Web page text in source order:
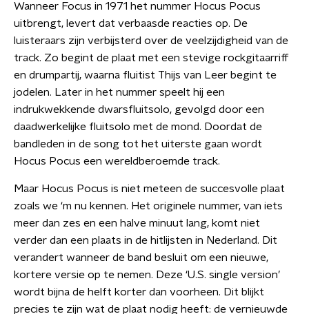
Wanneer Focus in 1971 het nummer Hocus Pocus
uitbrengt, levert dat verbaasde reacties op. De
luisteraars zijn verbijsterd over de veelzijdigheid van de
track. Zo begint de plaat met een stevige rockgitaarriff
en drumpartij, waarna fluitist Thijs van Leer begint te
jodelen. Later in het nummer speelt hij een
indrukwekkende dwarsfluitsolo, gevolgd door een
daadwerkelijke fluitsolo met de mond. Doordat de
bandleden in de song tot het uiterste gaan wordt
Hocus Pocus een wereldberoemde track.
Maar Hocus Pocus is niet meteen de succesvolle plaat
zoals we ‘m nu kennen. Het originele nummer, van iets
meer dan zes en een halve minuut lang, komt niet
verder dan een plaats in de hitlijsten in Nederland. Dit
verandert wanneer de band besluit om een nieuwe,
kortere versie op te nemen. Deze ‘U.S. single version’
wordt bijna de helft korter dan voorheen. Dit blijkt
precies te zijn wat de plaat nodig heeft: de vernieuwde